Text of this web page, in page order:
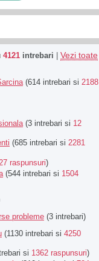
4121 intrebari
Vezi toate
(614 intrebari si 2188
(3 intrebari si 12
(685 intrebari si 2281
raspunsuri)
(544 intrebari si 1504
probleme (3 intrebari)
(1130 intrebari si 4250
si 1362 raspunsuri)